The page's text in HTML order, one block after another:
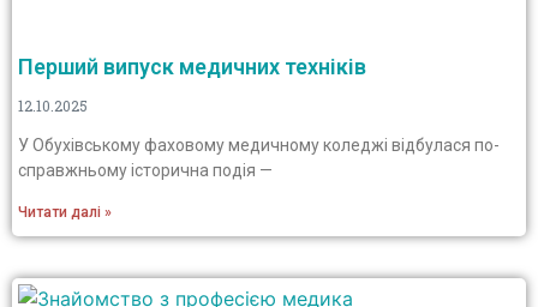
Перший випуск медичних техніків
12.10.2025
У Обухівському фаховому медичному коледжі відбулася по-
справжньому історична подія —
Читати далі »